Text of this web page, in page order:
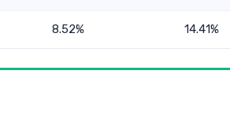
14.41%
8.52%